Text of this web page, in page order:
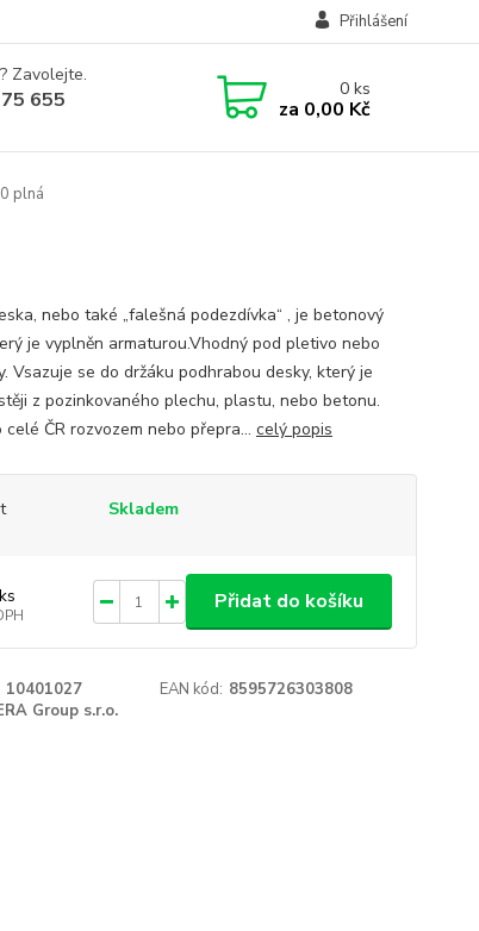
Přihlášení
Zavolejte.
655 0ks
za 0,00 Kč
plná
nebo také „falešná podezdívka“ , je betonový
je vyplněn armaturou.Vhodný pod pletivo nebo
Vsazuje se do držáku podhrabou desky, který je
z pozinkovaného plechu, plastu, nebo betonu.
ČR rozvozem nebo přepra... celý popis
Skladem
Přidat do košíku
10401027 EAN kód: 8595726303808
Group s.r.o.